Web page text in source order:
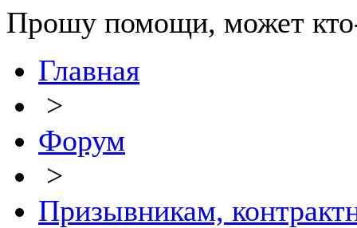
Прошу помощи, может
Главная
>
Форум
>
Призывникам,